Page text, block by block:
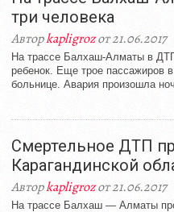
три человека
Авторkapligrozот 21.06.2017
На трассе Балхаш-Алматы в
ребенок. Еще трое пассажиров
больнице. Авария произошла
Смертельное ДТП
Карагандинской
Авторkapligrozот 21.06.2017
На трассе Балхаш — Алматы